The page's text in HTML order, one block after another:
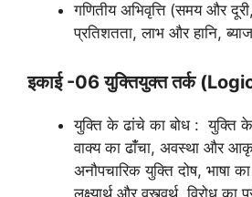
गणितीय अभिवृत्ति (समय और
प्रतिशतता, लाभ और हानि,
इकाई -06 युक्तियुक्त तर्क
युक्ति के ढांचे का बोध : युक्ति
वाक्य का ढांँचा, अवस्था और
अनौपचारिक युक्ति दोष, भाषा
लक्ष्यार्थ और वस्त्वर्थ, विरोध का